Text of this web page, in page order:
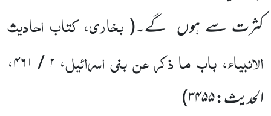
کثرت سے ہوں گے۔( بخاری، کتاب احادیث
الانبیاء، باب ما ذکر عن بنی اسرائیل
، ۲ / ۴۶۱،
الحدیث: ۳۴۵۵
)